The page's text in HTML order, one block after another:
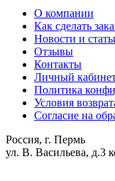
О компании
Как сделать
Новости и
Отзывы
Контакты
Личный
Политика
Условия
Согласие на
Россия, г. Пермь
ул. В. Васильева, д.3